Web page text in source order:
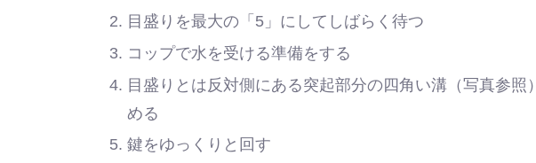
目盛りを最大の「5」にしてしばらく待つ
コップで水を受ける準備をする
目盛りとは反対側にある突起部分の四角い溝（写真参照
める
鍵をゆっくりと回す